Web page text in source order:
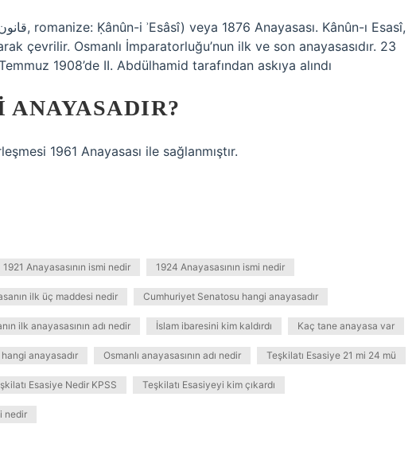
çevrilir. Osmanlı İmparatorluğu’nun ilk ve son anayasasıdır. 23
1908’de II. Abdülhamid tarafından askıya alındı
1961 Anayasası ile sağlanmıştır.
1921 Anayasasının ismi nedir 1924 Anayasasının ismi nedir
ilk üç maddesi nedir Cumhuriyet Senatosu hangi anayasadır
ilk anayasasının adı nedir İslam ibaresini kim kaldırdı Kaç tane anayasa var
anayasadır Osmanlı anayasasının adı nedir Teşkilatı Esasiye 21 mi 24 mü
Esasiye Nedir KPSS Teşkilatı Esasiyeyi kim çıkardı
nedir